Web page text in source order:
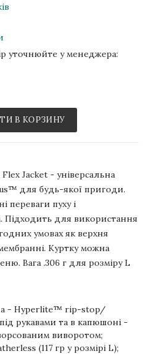
уточнюйте у менеджера:
В КОРЗИНУ
Jacket - універсальна
для будь-якої пригоди.
переваги пуху і
Підходить для використання
умовах як верхня
Куртку можна
Вага .306 г для розміру L
- Hyperlite™ rip-stop/
рукавами та в капюшоні -
виворотом;
(117 гр у розмірі L);